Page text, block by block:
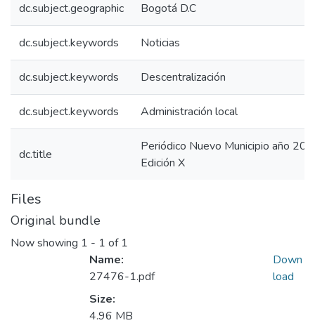
dc.subject.geographic Bogotá D.C
dc.subject.keywords Noticias
dc.subject.keywords Descentralización
dc.subject.keywords Administración local
dc.title
Periódico Nuevo Municipio año
Edición X
Files
Original bundle
Now showing 1 - 1 of 1
Name:
27476-1.pdf
Size:
4.96 MB
Down
load